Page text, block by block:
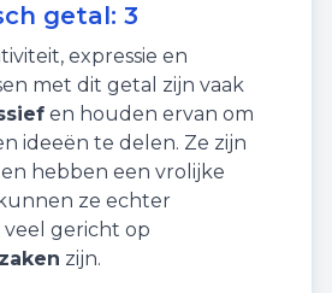
getal: 3
, expressie en
met dit getal zijn vaak
en houden ervan om
ideeën te delen. Ze zijn
en hebben een vrolijke
ze echter
veel gericht op
zijn.